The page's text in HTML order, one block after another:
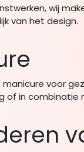
wij
van het design.
manicure voor
of in combinatie